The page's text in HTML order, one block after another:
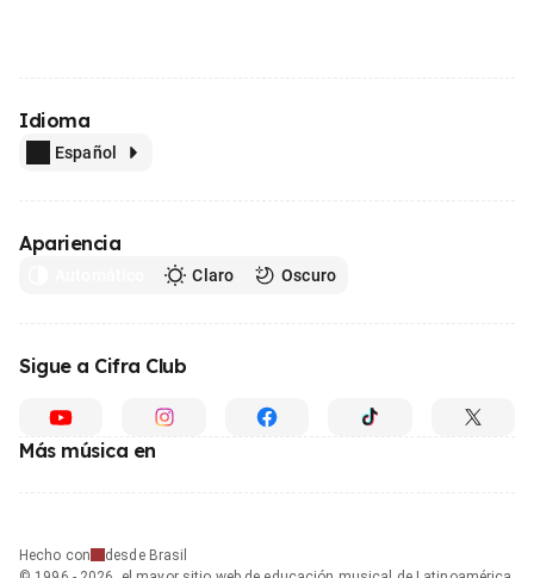
Idioma
Español
Apariencia
Claro Oscuro
Sigue a Cifra Club
Más música en
Hecho con
desde Brasil